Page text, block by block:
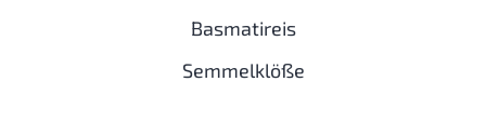
Basmatireis
Semmelklöße